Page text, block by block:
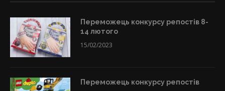
Переможець конкурсу репостів 8-
14 лютого
15/02/2023
Переможець конкурсу репостів